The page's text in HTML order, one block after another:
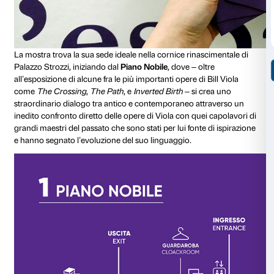
disponibile gratuitamente presso la biglietteria di
oppure scaricabile a questo link